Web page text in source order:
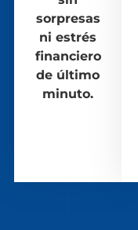
sorpresas
ni estrés
financiero
de último
minuto.